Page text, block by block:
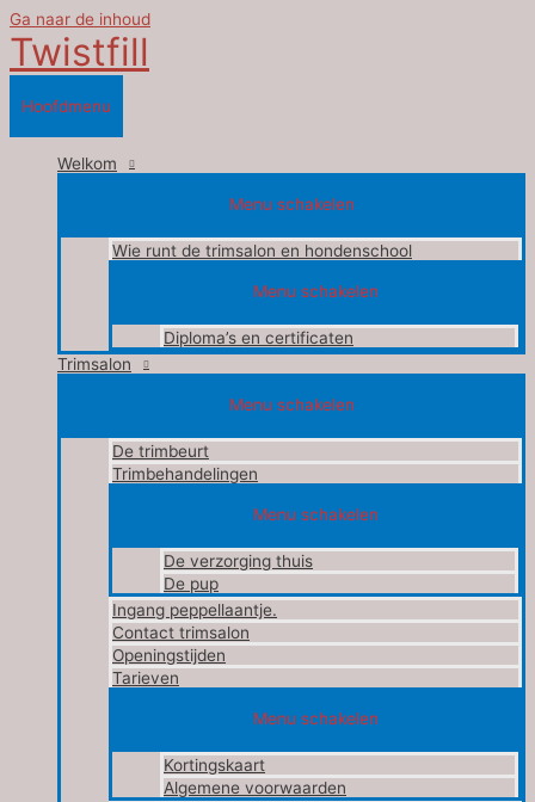
Ga naar de inhoud
Twistfill
Hoofdmenu
Welkom
Menu schakelen
Wie runt de trimsalon en hondenschool
Menu schakelen
Diploma’s en certificaten
Trimsalon
Menu schakelen
De trimbeurt
Trimbehandelingen
Menu schakelen
De verzorging thuis
De pup
Ingang peppellaantje.
Contact trimsalon
Openingstijden
Tarieven
Menu schakelen
Kortingskaart
Algemene voorwaarden